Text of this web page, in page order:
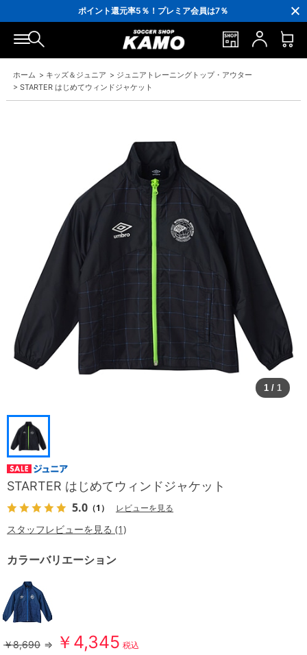
ポイント還元率5％！プレミア会員は7％
会員の方にはお誕生月に「10％OFFクーポン」プレゼント！
16,000円(税込)以上でシューズケースプレゼント！
3,300円(税込)以上で送料無料！
ホーム > キッズ＆ジュニア > ジュニアトレーニングトップ・アウター
> STARTER はじめてウィンドジャケット
1 / 1
STARTER はじめてウィンドジャケット
5.0 （1） レビューを見る
スタッフレビューを見る (1)
カラーバリエーション
￥8,690 ⇒ ￥4,345 税込